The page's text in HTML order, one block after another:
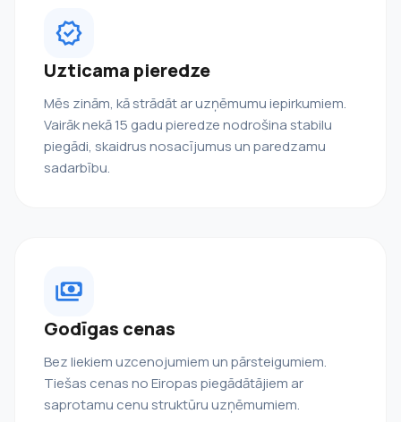
Uzticama pieredze
Mēs zinām, kā strādāt ar uzņēmumu iepirkumiem.
Vairāk nekā 15 gadu pieredze nodrošina stabilu
piegādi, skaidrus nosacījumus un paredzamu
sadarbību.
Godīgas cenas
Bez liekiem uzcenojumiem un pārsteigumiem.
Tiešas cenas no Eiropas piegādātājiem ar
saprotamu cenu struktūru uzņēmumiem.